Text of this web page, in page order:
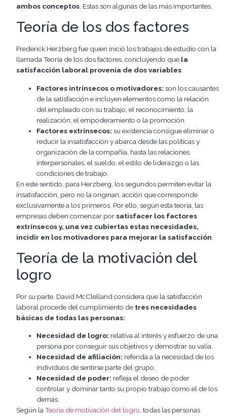
ambos conceptos . Estas son algunas de las más importantes.
Teoría de los dos factores
Frederick Herzberg fue quien inició los trabajos de estudio con la
llamada Teoría de los dos factores, concluyendo que la
satisfacción laboral provenía de dos variables:
Factores intrínsecos o motivadores: son los causantes
de la satisfacción e incluyen elementos como la relación
del empleado con su trabajo, el reconocimiento, la
realización, el empoderamiento o la promoción.
Factores extrínsecos: su existencia consigue eliminar o
reducir la insatisfacción y abarca desde las políticas y
organización de la compañía, hasta las relaciones
interpersonales, el sueldo, el estilo de liderazgo o las
condiciones de trabajo.
En este sentido, para Herzberg, los segundos permiten evitar la
insatisfacción, pero no la originan, acción que corresponde
exclusivamente a los primeros. Por ello, según esta teoría, las
empresas deben comenzar porsatisfacer los factores
extrínsecos y, una vez cubiertas estas necesidades,
incidir en los motivadores para mejorar la satisfacción
Teoría de la motivación del
logro
Por su parte, David McClelland considera que la satisfacción
laboral procede del cumplimiento de tres necesidades
básicas de todas las personas:
Necesidad de logro: relativa al interés y esfuerzo de una
persona por conseguir sus objetivos y demostrar su valía.
Necesidad de afiliación: referida a la necesidad de los
individuos de sentirse parte del grupo.
Necesidad de poder: refleja el deseo de poder
controlar y dominar tanto su propio trabajo como el de los
demás.
Según laTeoría de motivación del logro, todas las personas